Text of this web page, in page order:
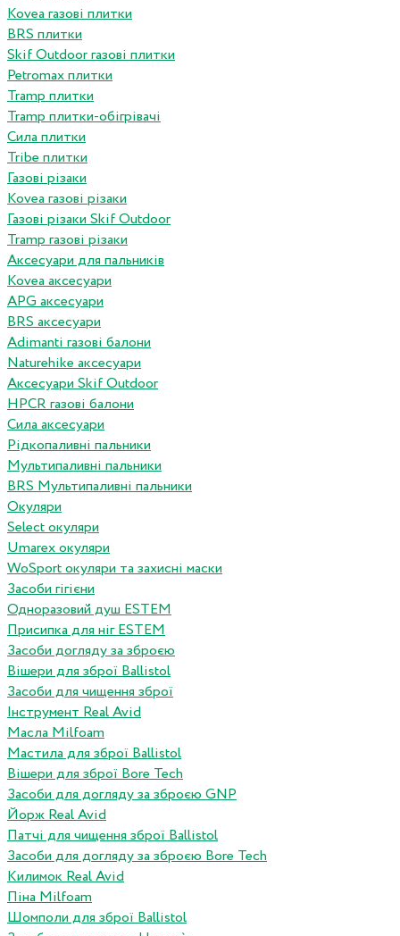
Kovea газові плитки
BRS плитки
Skif Outdoor газові плитки
Petromax плитки
Tramp плитки
Tramp плитки-обігрівачі
Сила плитки
Tribe плитки
Газові різаки
Kovea газові різаки
Газові різаки Skif Outdoor
Tramp газові різаки
Аксесуари для пальників
Kovea аксесуари
APG аксесуари
BRS аксесуари
Adimanti газові балони
Naturehike аксесуари
Аксесуари Skif Outdoor
HPCR газові балони
Сила аксесуари
Рідкопаливні пальники
Мультипаливні пальники
BRS Мультипаливні пальники
Окуляри
Select окуляри
Umarex окуляри
WoSport окуляри та захисні маски
Засоби гігієни
Одноразовий душ ESTEM
Присипка для ніг ESTEM
Засоби догляду за зброєю
Вішери для зброї Ballistol
Засоби для чищення зброї
Інструмент Real Avid
Масла Milfoam
Мастила для зброї Ballistol
Вішери для зброї Bore Tech
Засоби для догляду за зброєю GNP
Йорж Real Avid
Патчі для чищення зброї Ballistol
Засоби для догляду за зброєю Bore Tech
Килимок Real Avid
Піна Milfoam
Шомполи для зброї Ballistol